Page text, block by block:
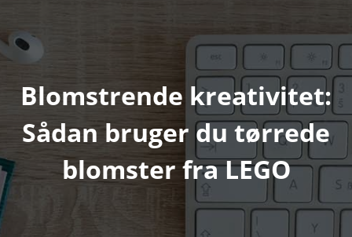
Blomstrende kreativitet:
Sådan bruger du tørrede
blomster fra LEGO